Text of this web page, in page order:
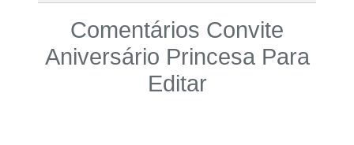
Comentários Convite
Aniversário Princesa Para
Editar